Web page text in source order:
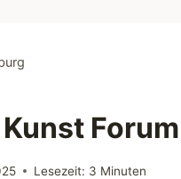
Lesezeit: 3 Minuten